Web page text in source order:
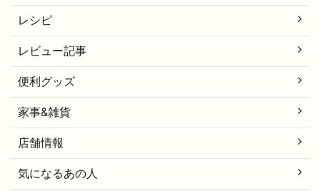
レシピ
レビュー記事
便利グッズ
家事&雑貨
店舗情報
気になるあの人